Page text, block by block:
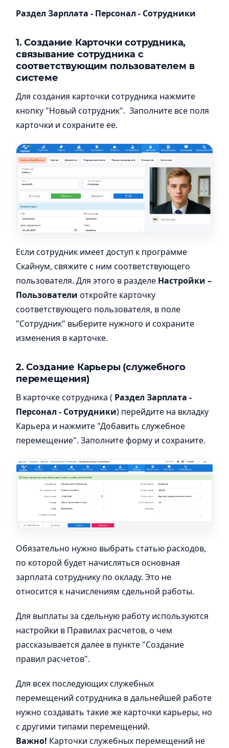
Раздел Зарплата - Персонал - Сотрудники
1.Создание Карточки сотрудника,
связывание сотрудника с
соответствующим пользователем в
системе
Для создания карточки сотрудника нажмите
кнопку "Новый сотрудник". Заполните все поля
карточки и сохраните ее.
Если сотрудник имеет доступ к программе
Скайнум, свяжите с ним соответствующего
пользователя. Для этого в разделе Настройки –
Пользователи откройте карточку
соответствующего пользователя, в поле
"Сотрудник" выберите нужного и сохраните
изменения в карточке.
2.Создание Карьеры (служебного
перемещения)
В карточке сотрудника ( Раздел Зарплата -
Персонал - Сотрудники) перейдите на вкладку
Карьера и нажмите "Добавить служебное
перемещение". Заполните форму и сохраните.
Обязательно нужно выбрать статью расходов,
по которой будет начисляться основная
зарплата сотруднику по окладу. Это не
относится к начислениям сдельной работы.
Для выплаты за сдельную работу используются
настройки в Правилах расчетов, о чем
рассказывается далее в пункте "Создание
правил расчетов".
Для всех последующих служебных
перемещений сотрудника в дальнейшей работе
нужно создавать такие же карточки карьеры, но
с другими типами перемещений.
Важно! Карточки служебных перемещений не